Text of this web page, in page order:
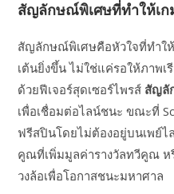
สัญลักษณ์พิเศษที่ทำให้เก
สัญลักษณ์พิเศษคือหัวใจที่ทำใ
เต้นยิ่งขึ้น ไม่ใช่แค่รอให้ภาพ
ด้วยฟีเจอร์สุดเซอร์ไพรส์ สัญลั
เพื่อเชื่อมต่อไลน์ชนะ ขณะที่
ฟรีสปินโดยไม่ต้องอยู่บนเพย์
คูณที่เพิ่มมูลค่ารางวัลทวีคูณ
วงล้อเพื่อโอกาสชนะมหาศาล